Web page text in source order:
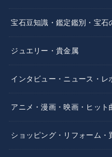
宝石豆知識・鑑定鑑別・宝石
ジュエリー・貴金属
インタビュー・ニュース・レ
アニメ・漫画・映画・ヒット
ショッピング・リフォーム・